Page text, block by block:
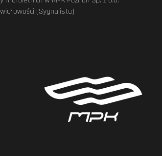
(Sygnalista)